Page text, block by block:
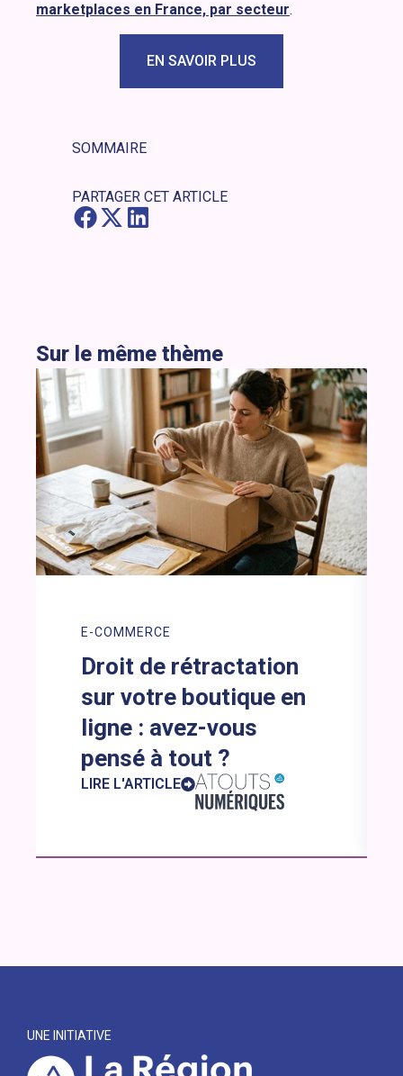
marketplaces en France, par secteur.
EN SAVOIR PLUS
SOMMAIRE
PARTAGER CET ARTICLE
Sur le même thème
E-COMMERCE
Droit de rétractation
sur votre boutique en
ligne : avez-vous
pensé à tout ?
LIRE L'ARTICLE
UNE INITIATIVE